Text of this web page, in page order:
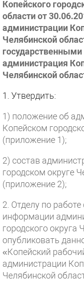
Копейского
области от
администрации
Челябинской
администрация
Челябинской
1. Утвердить:
1) положение об
Копейском
(приложение 1);
2) состав
городском округе
(приложение 2);
2. Отделу по
информации
городского округа
опубликовать
«Копейский
администрации
Челябинской